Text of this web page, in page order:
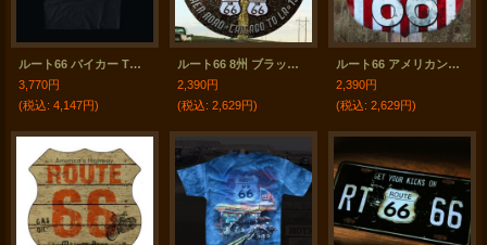
ルート66 バイカー Tシャツ（半袖ブラック・モーターサイクルエンジン）L/Route 66 T-shirt
3,770円
(税込: 4,147円)
ルート66 8州 ブラックトップ メタルサイン/Metal Sign Route 66
2,390円
(税込: 2,629円)
ルート66 アメリカンフラッグ メタルサイン/Metal Sign Route 66
2,390円
(税込: 2,629円)